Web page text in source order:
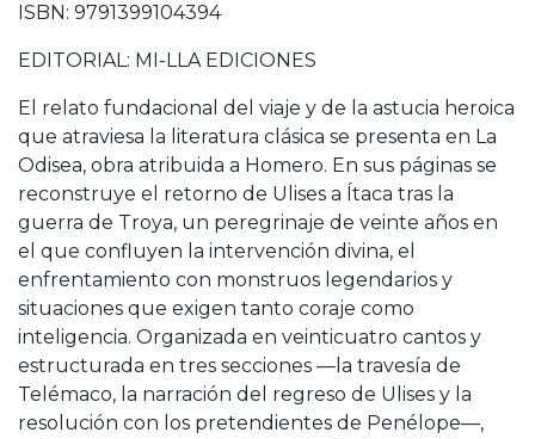
ISBN: 9791399104394
EDITORIAL: MI-LLA EDICIONES
El relato fundacional del viaje y de la astucia heroica
que atraviesa la literatura clásica se presenta en La
Odisea, obra atribuida a Homero. En sus páginas se
reconstruye el retorno de Ulises a Ítaca tras la
guerra de Troya, un peregrinaje de veinte años en
el que confluyen la intervención divina, el
enfrentamiento con monstruos legendarios y
situaciones que exigen tanto coraje como
inteligencia. Organizada en veinticuatro cantos y
estructurada en tres secciones —la travesía de
Telémaco, la narración del regreso de Ulises y la
resolución con los pretendientes de Penélope—,